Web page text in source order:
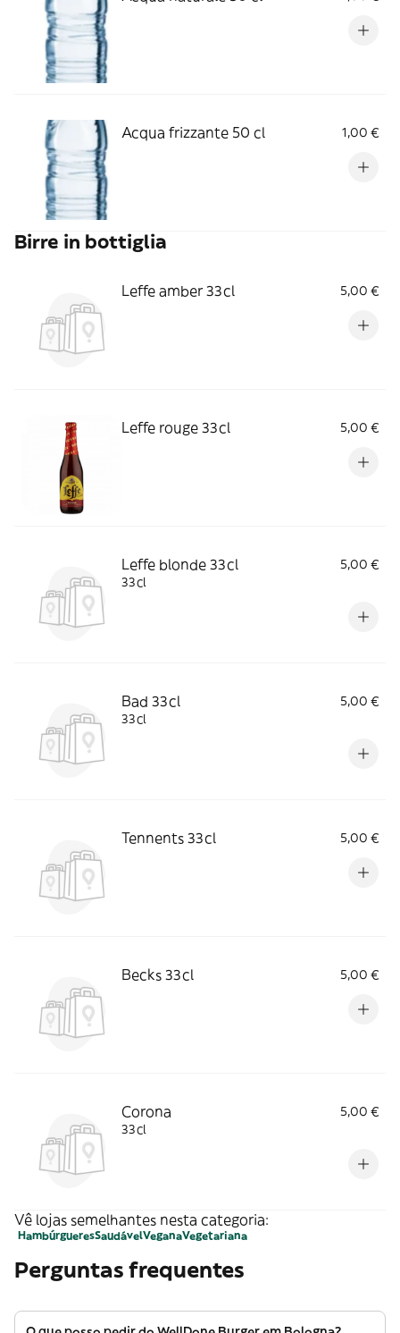
Acqua frizzante 50 cl 1,00 €
Birre in bottiglia
Leffe amber 33cl 5,00 €
Leffe rouge 33cl 5,00 €
Leffe blonde 33cl
5,00 €
33cl
Bad 33cl
5,00 €
33cl
Tennents 33cl 5,00 €
Becks 33cl 5,00 €
Corona
5,00 €
33cl
Vê lojas semelhantes nesta categoria:
HambúrgueresSaudávelVeganaVegetariana
Perguntas frequentes